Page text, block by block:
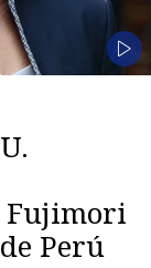
Fujimori
Perú